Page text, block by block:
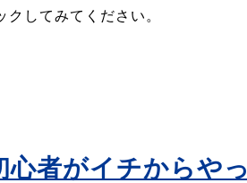
してみてください。
心者がイチからやっ